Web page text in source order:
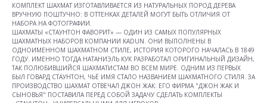
КОМПЛЕКТ ШАХМАТ ИЗГОТАВЛИВАЕТСЯ ИЗ НАТУРАЛЬНЫХ ПОРОД ДЕРЕВА
ВРУЧНУЮ ПОШТУЧНО: В ОТТЕНКАХ ДЕТАЛЕЙ МОГУТ БЫТЬ ОТЛИЧИЯ ОТ
НАБОРА НА ФОТОГРАФИИ.
ШАХМАТЫ «СТАУНТОН ФАВОРИТ» — ОДИН ИЗ САМЫХ ПОПУЛЯРНЫХ
ШАХМАТНЫХ НАБОРОВ КОМПАНИИ KADUN. ОНИ ВЫПОЛНЕНЫ В
ОДНОИМЕННОМ ШАХМАТНОМ СТИЛЕ, ИСТОРИЯ КОТОРОГО НАЧАЛАСЬ В 1849
ГОДУ. ИМЕННО ТОГДА НАТАНИЭЛЬ КУК РАЗРАБОТАЛ ОРИГИНАЛЬНЫЙ ДИЗАЙН,
ТАК ПОЛЮБИВШИЙСЯ ШАХМАТИСТАМ ВО ВСЕМ МИРЕ. ОДНИМ ИЗ ПЕРВЫХ
БЫЛ ГОВАРД СТАУНТОН, ЧЬЁ ИМЯ СТАЛО НАЗВАНИЕМ ШАХМАТНОГО СТИЛЯ. ЗА
ПРОИЗВОДСТВО ШАХМАТ ОТВЕЧАЛ ДЖОН ЖАК: ЕГО ФИРМА "ДЖОН ЖАК И
СЫНОВЬЯ" ПОСТАВИЛА ПЕРЕД СОБОЙ ЗАДАЧУ СДЕЛАТЬ КОМПЛЕКТЫ